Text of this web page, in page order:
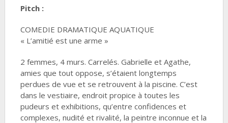
Pitch :
COMEDIE DRAMATIQUE AQUATIQUE
« L’amitié est une arme »
2 femmes, 4 murs. Carrelés. Gabrielle et Agathe,
amies que tout oppose, s’étaient longtemps
perdues de vue et se retrouvent à la piscine. C’est
dans le vestiaire, endroit propice à toutes les
pudeurs et exhibitions, qu’entre confidences et
complexes, nudité et rivalité, la peintre inconnue et la